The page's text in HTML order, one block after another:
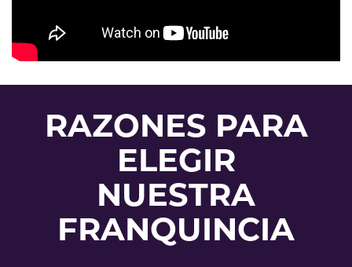
RAZONES PARA
ELEGIR
NUESTRA
FRANQUINCIA